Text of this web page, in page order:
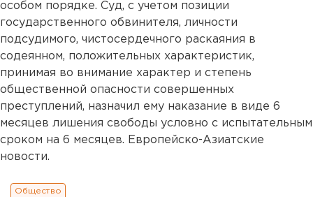
особом порядке. Суд, с учетом позиции
государственного обвинителя, личности
подсудимого, чистосердечного раскаяния в
содеянном, положительных характеристик,
принимая во внимание характер и степень
общественной опасности совершенных
преступлений, назначил ему наказание в виде 6
месяцев лишения свободы условно с испытательным
сроком на 6 месяцев. Европейско-Азиатские
новости.
Общество